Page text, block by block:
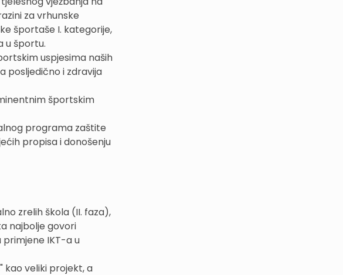
za vrhunske
športaše I. kategorije,
u športu.
uspjesima naših
posljedično i zdravija
športskim
programa zaštite
propisa i donošenju
zrelih škola (II. faza),
najbolje govori
primjene IKT-a u
kao veliki projekt, a